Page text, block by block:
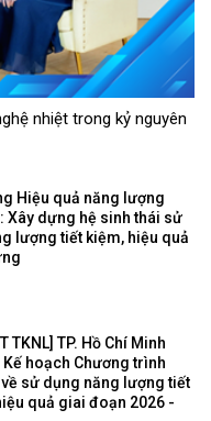
nhiệt trong kỷ nguyên
Hiệu quả năng lượng
Xây dựng hệ sinh thái sử
lượng tiết kiệm, hiệu quả
TKNL] TP. Hồ Chí Minh
Kế hoạch Chương trình
sử dụng năng lượng tiết
quả giai đoạn 2026 -